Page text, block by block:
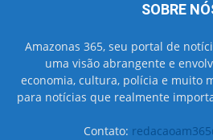
SOBRE
Amazonas 365, seu portal de
uma visão abrangente e
economia, cultura, polícia e muito
para notícias que realmente
Contato: